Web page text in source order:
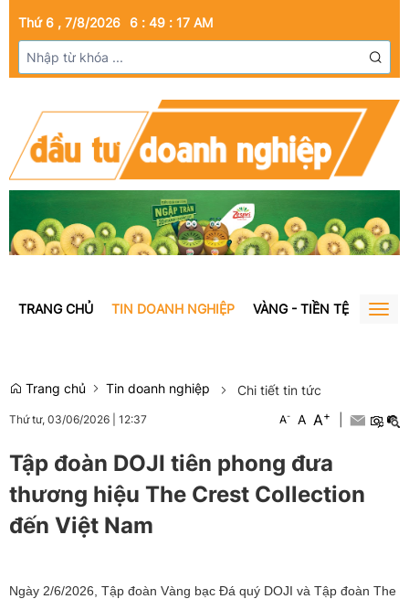
Thứ 6 , 7/8/2026 6 : 49 : 18 AM
TRANG CHỦ TIN DOANH NGHIỆP VÀNG - TIỀN TỆ BẤT
Trang chủ Tin doanh nghiệp Chi tiết tin tức
Thứ tư, 03/06/2026 12:37 A- A A+
Tập đoàn DOJI tiên phong đưa
thương hiệu The Crest Collection
đến Việt Nam
Ngày 2/6/2026, Tập đoàn Vàng bạc Đá quý DOJI và Tập đoàn The